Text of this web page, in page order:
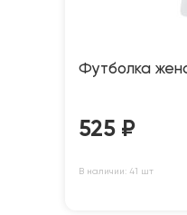
Футболка
525 ₽
В наличии: 41 шт